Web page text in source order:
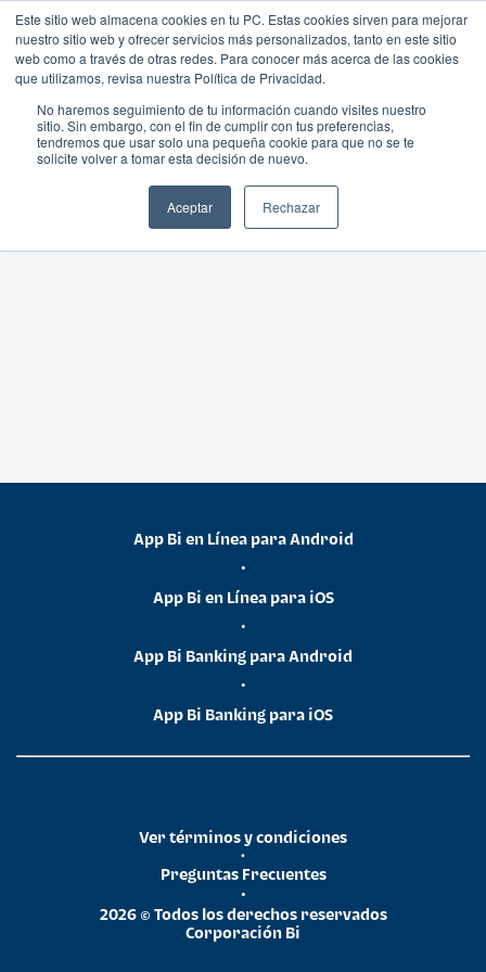
Este sitio web almacena cookies en tu PC. Estas cookies sirven para mejorar
nuestro sitio web y ofrecer servicios más personalizados, tanto en este sitio
web como a través de otras redes. Para conocer más acerca de las cookies
que utilizamos, revisa nuestra Política de Privacidad.
No haremos seguimiento de tu información cuando visites nuestro
sitio. Sin embargo, con el fin de cumplir con tus preferencias,
tendremos que usar solo una pequeña cookie para que no se te
solicite volver a tomar esta decisión de nuevo.
Aceptar Rechazar
App Bi en Línea para Android
•
App Bi en Línea para iOS
•
App Bi Banking para Android
•
App Bi Banking para iOS
2026 © Todos los derechos reservados
Corporación Bi
•
Preguntas Frecuentes
•
Ver términos y condiciones